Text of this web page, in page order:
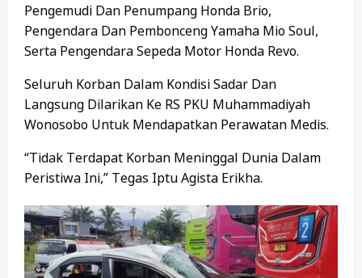
Pengemudi Dan Penumpang Honda Brio,
Pengendara Dan Pembonceng Yamaha Mio Soul,
Serta Pengendara Sepeda Motor Honda Revo.
Seluruh Korban Dalam Kondisi Sadar Dan
Langsung Dilarikan Ke RS PKU Muhammadiyah
Wonosobo Untuk Mendapatkan Perawatan Medis.
“Tidak Terdapat Korban Meninggal Dunia Dalam
Peristiwa Ini,” Tegas Iptu Agista Erikha.